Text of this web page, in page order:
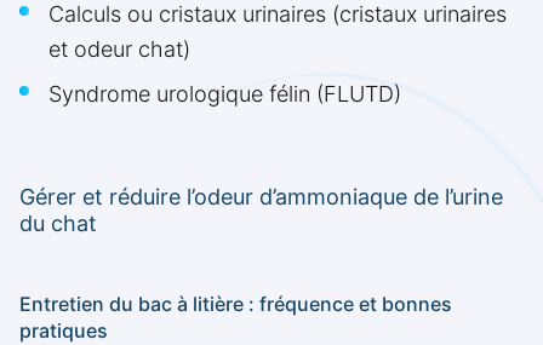
Calculs ou cristaux urinaires (cristaux urinaires
et odeur chat)
Syndrome urologique félin (FLUTD)
Gérer et réduire l’odeur d’ammoniaque de l’urine
du chat
Entretien du bac à litière : fréquence et bonnes
pratiques